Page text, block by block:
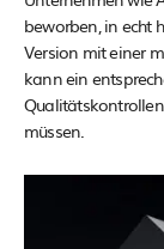
beworben, in echt
Version mit einer
kann ein
müssen.